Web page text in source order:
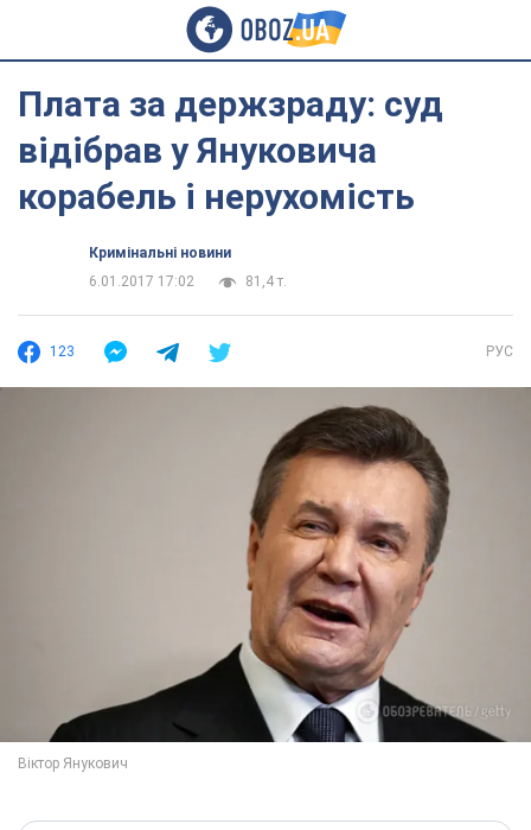
Плата за держзраду: суд
відібрав у Януковича
корабель і нерухомість
Кримінальні новини
6.01.2017 17:02
81,4 т.
123 РУС